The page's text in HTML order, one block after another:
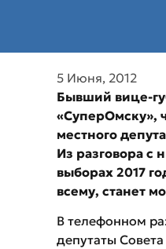
5 Июня, 2012
Бывший вице-
«СуперОмску»,
местного
Из разговора с
выборах 2017
всему, станет
В телефонном
депутаты